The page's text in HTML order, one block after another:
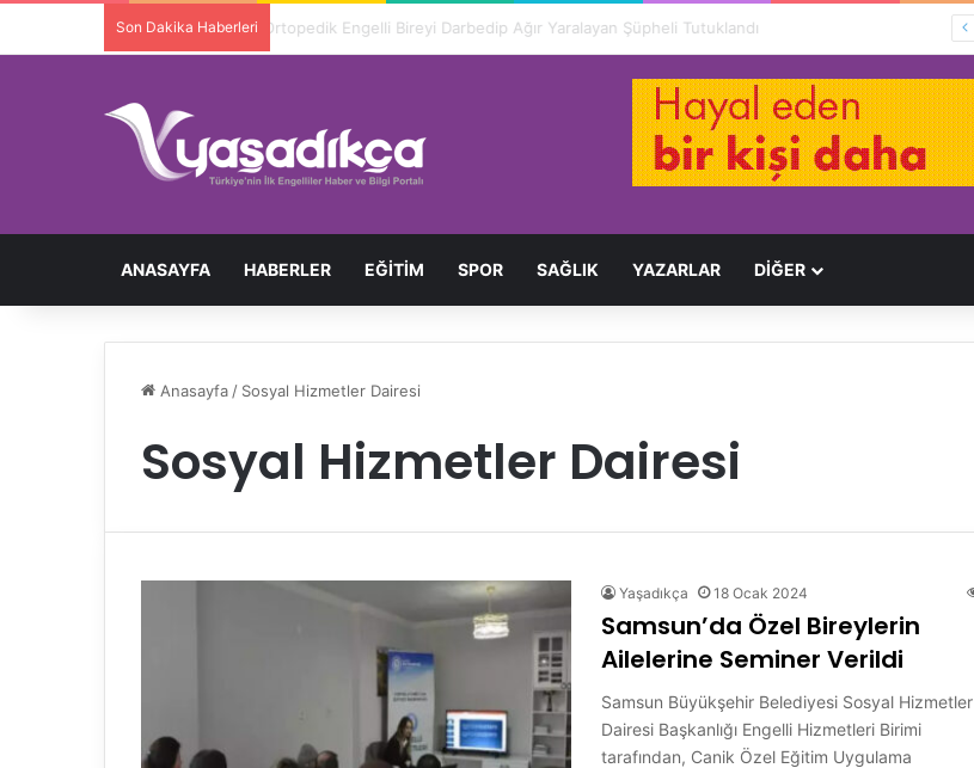
Son Dakika Haberleri Ortopedik Engelli Bireyi Darbedip Ağır Yaralayan Şüpheli Tutuklandı
ANASAYFA HABERLER EĞITIM SPOR SAĞLIK YAZARLAR DİĞER
Anasayfa / Sosyal Hizmetler Dairesi
Sosyal Hizmetler Dairesi
Yaşadıkça 18 Ocak 2024
Samsun’da Özel Bireylerin
Ailelerine Seminer Verildi
Samsun Büyükşehir Belediyesi Sosyal Hizmetler
Dairesi Başkanlığı Engelli Hizmetleri Birimi
tarafından, Canik Özel Eğitim Uygulama